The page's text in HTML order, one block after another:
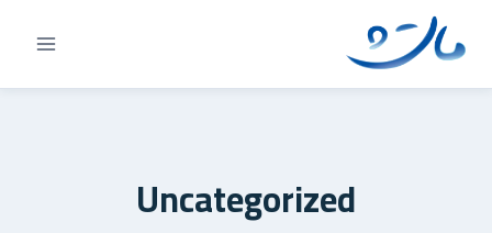
content
Uncategorized